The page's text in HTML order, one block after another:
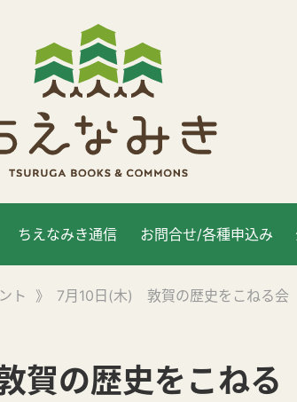
ちえなみき通信 お問合せ/各種申込み
ト 》 7月10日(木) 敦賀の歴史をこねる会
の歴史をこねる